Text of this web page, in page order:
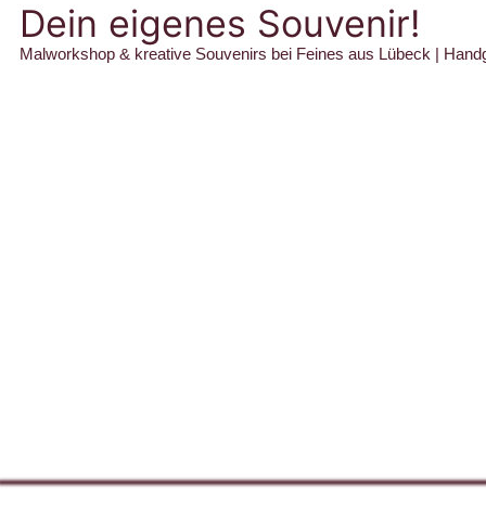
Dein eigenes Souvenir!
Malworkshop & kreative Souvenirs bei Feines aus Lübeck |